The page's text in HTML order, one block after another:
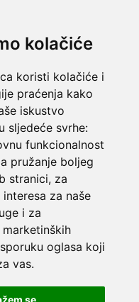
kolačiće
koristi kolačiće i
praćenja kako
iskustvo
sljedeće svrhe:
funkcionalnost
pružanje boljeg
stranici, za
za naše
i za
oglasa koji
vas.
se